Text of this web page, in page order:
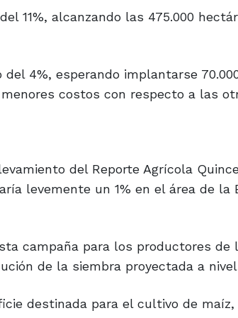
11%, alcanzando las 475.000
4%, esperando implantarse
costos con respecto a las
del Reporte Agrícola
levemente un 1% en el área de la
campaña para los productores de
de la siembra proyectada a
destinada para el cultivo de